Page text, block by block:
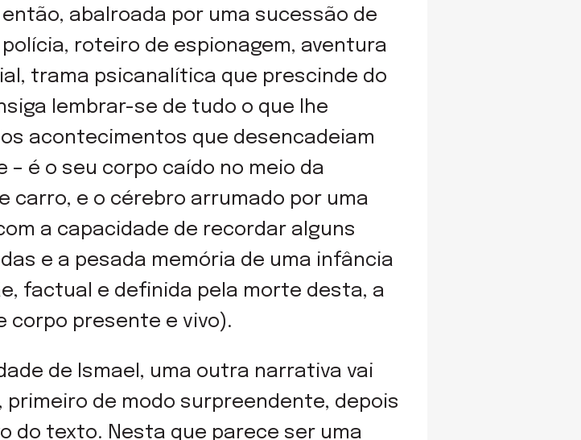
abalroada por uma sucessão de
roteiro de espionagem, aventura
trama psicanalítica que prescinde do
lembrar-se de tudo o que lhe
acontecimentos que desencadeiam
é o seu corpo caído no meio da
carro, e o cérebro arrumado por uma
a capacidade de recordar alguns
e a pesada memória de uma infância
factual e definida pela morte desta, a
corpo presente e vivo).
de Ismael, uma outra narrativa vai
de modo surpreendente, depois
do texto. Nesta que parece ser uma